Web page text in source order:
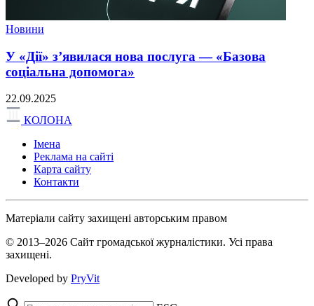
Новини
У «Дії» з’явилася нова послуга — «Базова
соціальна допомога»
22.09.2025
КОЛОНА
Імена
Реклама на сайті
Карта сайту
Контакти
Матеріали сайту захищені авторським правом
© 2013–2026 Сайт громадської журналістики. Усі права
захищені.
Developed by PryVit